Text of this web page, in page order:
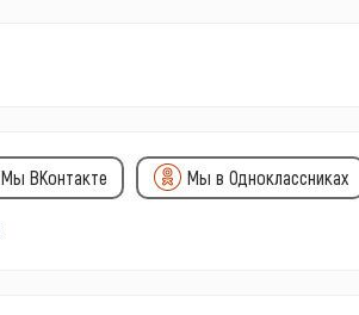
Мы ВКонтакте Мы в Одноклассниках